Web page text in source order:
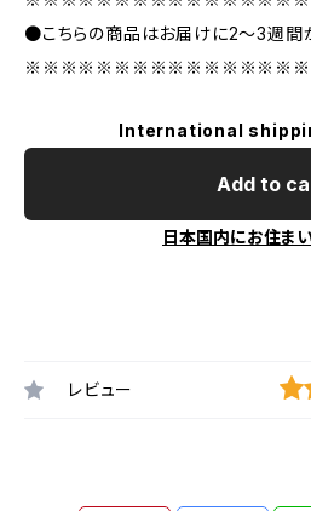
●こちらの商品はお届けに2〜3週間
International
Add to
日本国内にお住ま
レビュー